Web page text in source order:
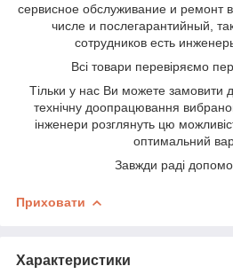
сервисное обслуживание и ремонт
числе и послегарантийный,
сотрудников есть
Всі товари перевіряємо
Тільки у нас Ви можете замовити
технічну доопрацювання
інженери розглянуть цю
оптимальний
Завжди раді
Приховати
Характеристики